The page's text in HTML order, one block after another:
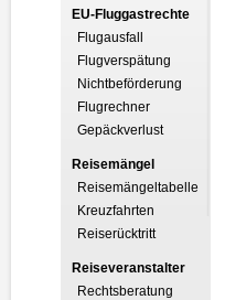
EU-Fluggastrechte
Flugausfall
Flugverspätung
Nichtbeförderung
Flugrechner
Gepäckverlust
Reisemängel
Reisemängeltabelle
Kreuzfahrten
Reiserücktritt
Reiseveranstalter
Rechtsberatung